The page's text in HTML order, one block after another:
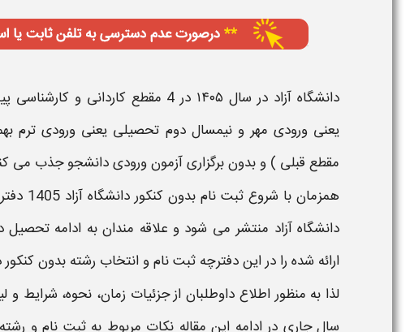
دانشگاه آزاد در سال ۱۴۰۵ در 4 مقطع کاردانی و کارشناسی
یعنی ورودی مهرونیمسال دوم تحصیلی یعنی ورودی ترم
مقطع قبلی ) وبدونبرگزاریآزمونورودی دانشجو جذب می
همزمان با شروع ثبت نام بدون کنکور دانشگاه آزاد 1405
دانشگاه آزاد منتشر می شود و علاقه مندان به ادامه تحصیل
ارائه شده را در ایندفترچه ثبت نام و انتخاب رشته بدون کنکور
لذا به منظور اطلاع داوطلبان از جزئیات زمان، نحوه، شرایط و
سال جاری در ادامه این مقاله نکات مربوط بهثبت نام و